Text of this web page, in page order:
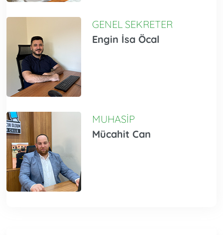
GENEL SEKRETER
Engin İsa Öcal
MUHASİP
Mücahit Can